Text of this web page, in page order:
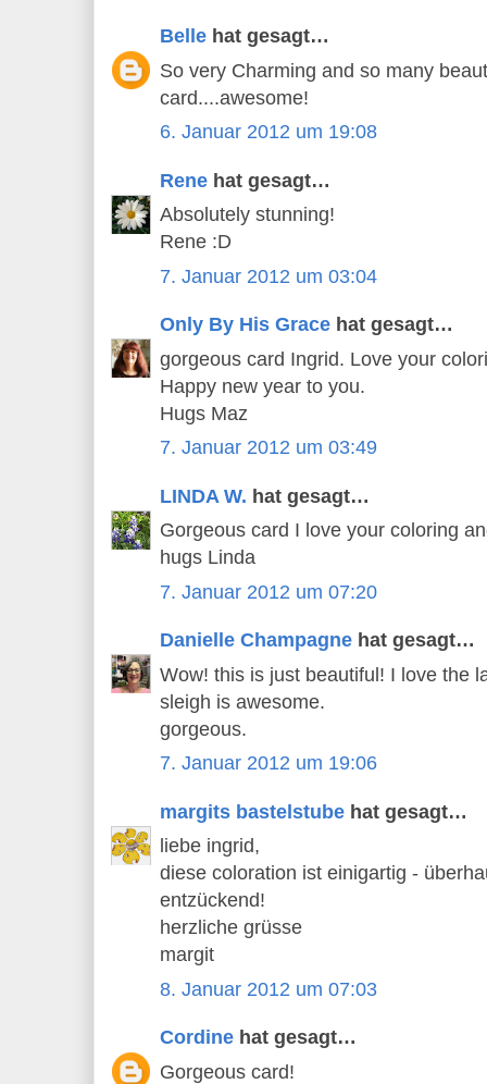
Belle hat gesagt…
So very Charming and so many
card....awesome!
6. Januar 2012 um 19:08
Rene hat gesagt…
Absolutely stunning!
Rene :D
7. Januar 2012 um 03:04
Only By His Grace hat gesagt…
gorgeous card Ingrid. Love your
Happy new year to you.
Hugs Maz
7. Januar 2012 um 03:49
LINDA W. hat gesagt…
Gorgeous card I love your coloring
hugs Linda
7. Januar 2012 um 07:20
Danielle Champagne hat gesagt…
Wow! this is just beautiful! I love the
sleigh is awesome.
gorgeous.
7. Januar 2012 um 19:06
margits bastelstube hat gesagt…
liebe ingrid,
diese coloration ist einigartig -
entzückend!
herzliche grüsse
margit
8. Januar 2012 um 07:03
Cordine hat gesagt…
Gorgeous card!